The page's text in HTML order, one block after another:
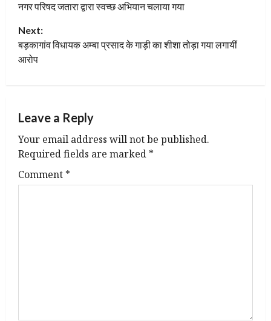
o
s
t
a
v
i
g
नगर परिषद जतारा द्वारा स्वच्छ अभियान चलाया गया
Next:
बड़कागांव विधायक अम्बा प्रसाद के गाड़ी का शीशा तोड़ा गया लगायीं
आरोप
Leave a Reply
Your email address will not be published.
Required fields are marked *
Comment *